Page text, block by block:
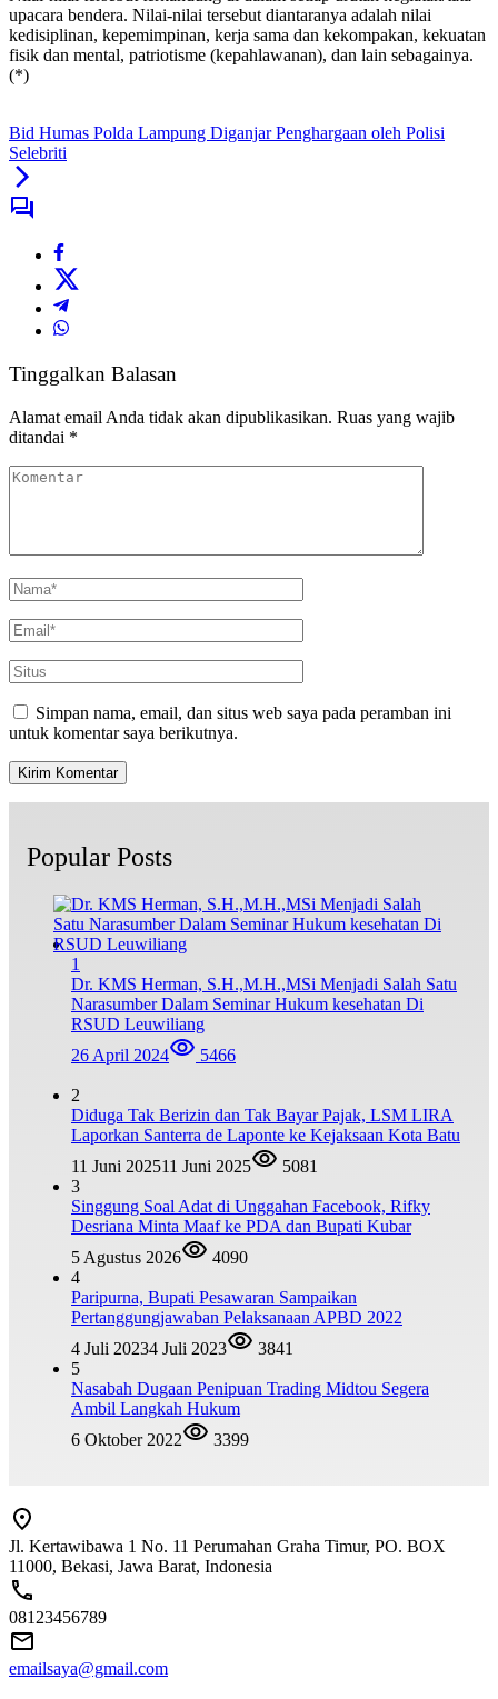
upacara bendera. Nilai-nilai tersebut diantaranya adalah nilai
kedisiplinan, kepemimpinan, kerja sama dan kekompakan, kekuatan
fisik dan mental, patriotisme (kepahlawanan), dan lain sebagainya.
(*)
Bid Humas Polda Lampung Diganjar Penghargaan oleh Polisi
Selebriti
Tinggalkan Balasan
Alamat email Anda tidak akan dipublikasikan. Ruas yang wajib
ditandai *
Simpan nama, email, dan situs web saya pada peramban ini
untuk komentar saya berikutnya.
Popular Posts
1
Dr. KMS Herman, S.H.,M.H.,MSi Menjadi Salah Satu
Narasumber Dalam Seminar Hukum kesehatan Di
RSUD Leuwiliang
26 April 2024
5466
2
Diduga Tak Berizin dan Tak Bayar Pajak, LSM LIRA
Laporkan Santerra de Laponte ke Kejaksaan Kota Batu
11 Juni 202511 Juni 2025
5081
3
Singgung Soal Adat di Unggahan Facebook, Rifky
Desriana Minta Maaf ke PDA dan Bupati Kubar
5 Agustus 2026
4090
4
Paripurna, Bupati Pesawaran Sampaikan
Pertanggungjawaban Pelaksanaan APBD 2022
4 Juli 20234 Juli 2023
3841
5
Nasabah Dugaan Penipuan Trading Midtou Segera
Ambil Langkah Hukum
6 Oktober 2022
3399
Jl. Kertawibawa 1 No. 11 Perumahan Graha Timur, PO. BOX
11000, Bekasi, Jawa Barat, Indonesia
08123456789
emailsaya@gmail.com